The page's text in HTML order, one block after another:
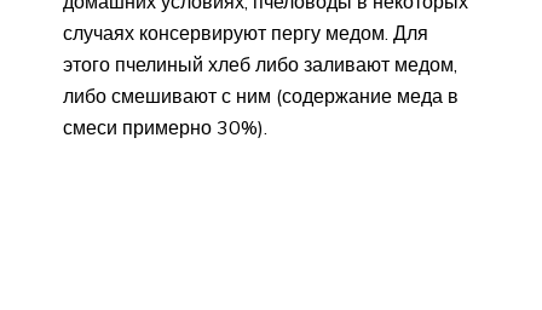
случаях консервируют пергу медом. Для
этого пчелиный хлеб либо заливают медом,
либо смешивают с ним (содержание меда в
смеси примерно 30%).